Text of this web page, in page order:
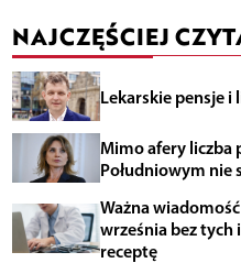
NAJCZĘŚCIEJ
Lekarskie pensje
Mimo afery liczba
Południowym nie
Ważna
września bez
receptę